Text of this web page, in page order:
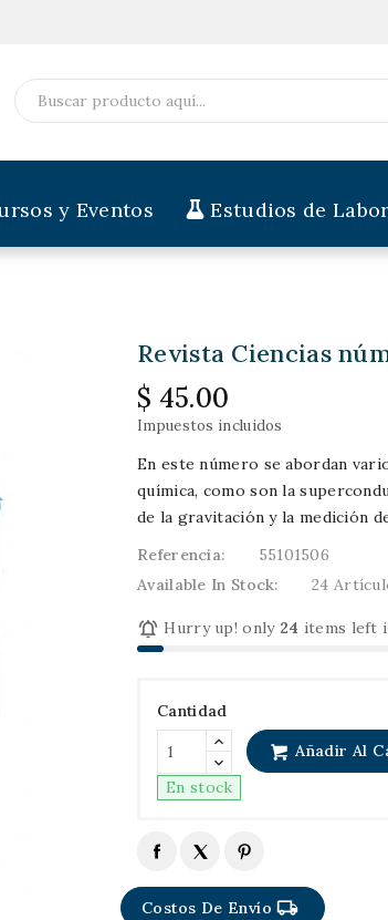
y Eventos Estudios de
Revista Ciencias
$ 45.00
Impuestos incluidos
En este número se abordan
química, como son la
de la gravitación y la medición
Referencia:
55101506
Available In Stock:
24
 Hurry up! only24 items left
Cantidad
Añadir Al
En stock
Costos De Envíolocal_shipping